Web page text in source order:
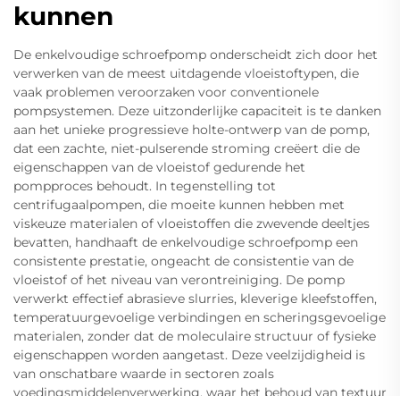
kunnen
De enkelvoudige schroefpomp onderscheidt zich door het
verwerken van de meest uitdagende vloeistoftypen, die
vaak problemen veroorzaken voor conventionele
pompsystemen. Deze uitzonderlijke capaciteit is te danken
aan het unieke progressieve holte-ontwerp van de pomp,
dat een zachte, niet-pulserende stroming creëert die de
eigenschappen van de vloeistof gedurende het
pompproces behoudt. In tegenstelling tot
centrifugaalpompen, die moeite kunnen hebben met
viskeuze materialen of vloeistoffen die zwevende deeltjes
bevatten, handhaaft de enkelvoudige schroefpomp een
consistente prestatie, ongeacht de consistentie van de
vloeistof of het niveau van verontreiniging. De pomp
verwerkt effectief abrasieve slurries, kleverige kleefstoffen,
temperatuurgevoelige verbindingen en scheringsgevoelige
materialen, zonder dat de moleculaire structuur of fysieke
eigenschappen worden aangetast. Deze veelzijdigheid is
van onschatbare waarde in sectoren zoals
voedingsmiddelenverwerking, waar het behoud van textuur